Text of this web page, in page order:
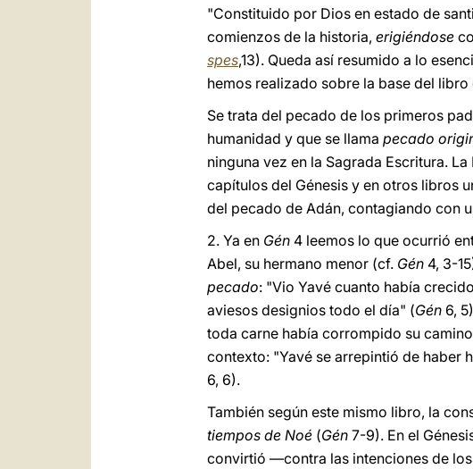
"Constituido por Dios en estado de
comienzos de la historia, erigiéndose
spes,13). Queda así resumido a lo
hemos realizado sobre la base del libro
Se trata del pecado de los primeros
humanidad y que se llama pecado
ninguna vez en la Sagrada Escritura.
capítulos del Génesis y en otros libros
del pecado de Adán, contagiando con
2. Ya en Gén 4 leemos lo que ocurrió
Abel, su hermano menor (cf. Gén 4, 3-
pecado: "Vio Yavé cuanto había
aviesos designios todo el día" (Gén 6,
toda carne había corrompido su
contexto: "Yavé se arrepintió de haber
6, 6).
También según este mismo libro, la
tiempos de Noé (Gén 7-9). En el
convirtió —contra las intenciones de